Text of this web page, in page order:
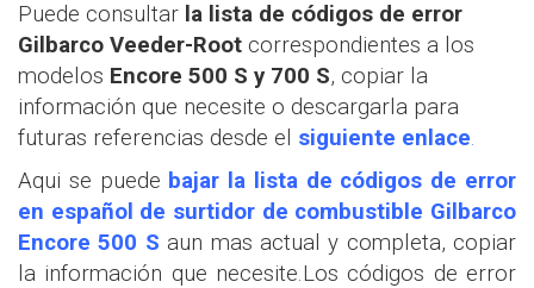
Puede consultar la lista de códigos de error
Gilbarco Veeder-Root correspondientes a los
modelos Encore 500 S y 700 S, copiar la
información que necesite o descargarla para
futuras referencias desde el siguiente enlace.
Aqui se puede bajar la lista de códigos de error
en español de surtidor de combustible Gilbarco
Encore 500 S aun mas actual y completa, copiar
la información que necesite.Los códigos de error